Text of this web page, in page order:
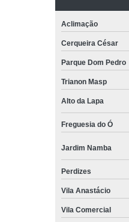
Aclimação
Cerqueira César
Parque Dom Pedro
Trianon Masp
Alto da Lapa
Freguesia do Ó
Jardim Namba
Perdizes
Vila Anastácio
Vila Comercial